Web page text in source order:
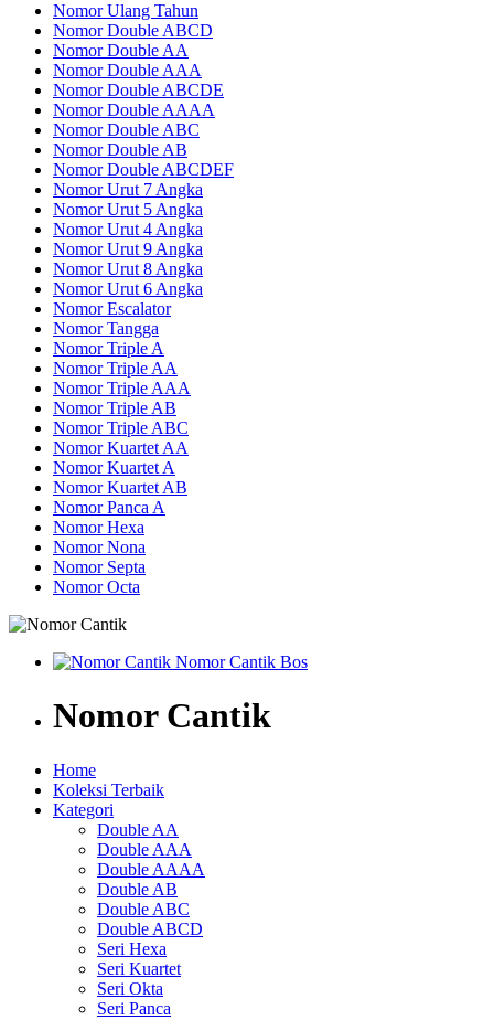
Nomor Ulang Tahun
Nomor Double ABCD
Nomor Double AA
Nomor Double AAA
Nomor Double ABCDE
Nomor Double AAAA
Nomor Double ABC
Nomor Double AB
Nomor Double ABCDEF
Nomor Urut 7 Angka
Nomor Urut 5 Angka
Nomor Urut 4 Angka
Nomor Urut 9 Angka
Nomor Urut 8 Angka
Nomor Urut 6 Angka
Nomor Escalator
Nomor Tangga
Nomor Triple A
Nomor Triple AA
Nomor Triple AAA
Nomor Triple AB
Nomor Triple ABC
Nomor Kuartet AA
Nomor Kuartet A
Nomor Kuartet AB
Nomor Panca A
Nomor Hexa
Nomor Nona
Nomor Septa
Nomor Octa
Nomor Cantik
Home
Koleksi Terbaik
Kategori
Double AA
Double AAA
Double AAAA
Double AB
Double ABC
Double ABCD
Seri Hexa
Seri Kuartet
Seri Okta
Seri Panca